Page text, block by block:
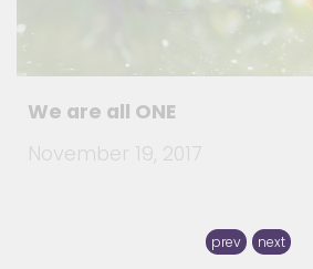
We are all ONE
November 19, 2017
prev next